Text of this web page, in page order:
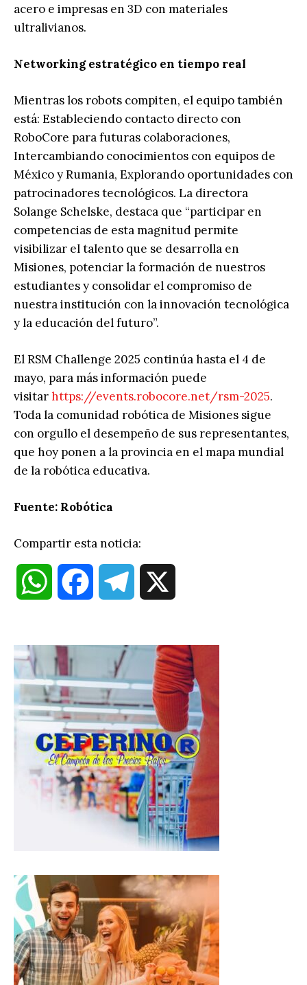
acero e impresas en 3D con materiales
ultralivianos.
Networking estratégico en tiempo real
Mientras los robots compiten, el equipo también
está: Estableciendo contacto directo con
RoboCore para futuras colaboraciones,
Intercambiando conocimientos con equipos de
México y Rumania, Explorando oportunidades con
patrocinadores tecnológicos. La directora
Solange Schelske, destaca que “participar en
competencias de esta magnitud permite
visibilizar el talento que se desarrolla en
Misiones, potenciar la formación de nuestros
estudiantes y consolidar el compromiso de
nuestra institución con la innovación tecnológica
y la educación del futuro”.
El RSM Challenge 2025 continúa hasta el 4 de
mayo, para más información puede
visitarhttps://events.robocore.net/rsm-2025.
Toda la comunidad robótica de Misiones sigue
con orgullo el desempeño de sus representantes,
que hoy ponen a la provincia en el mapa mundial
de la robótica educativa.
Fuente: Robótica
Compartir esta noticia:
W
a
t
s
A
p
e
b
o
o
l
e
g
r
a
m